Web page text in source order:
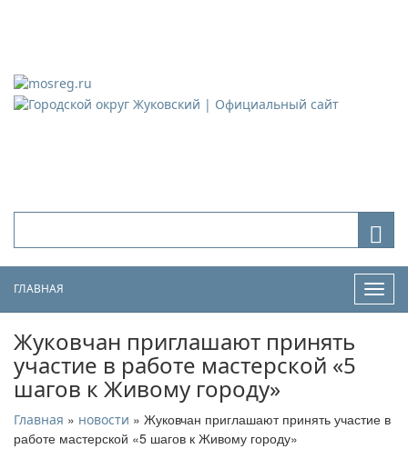
ГЛАВНАЯ
Жуковчан приглашают принять
участие в работе мастерской «5
шагов к Живому городу»
Главная » новости » Жуковчан приглашают принять участие в
работе мастерской «5 шагов к Живому городу»